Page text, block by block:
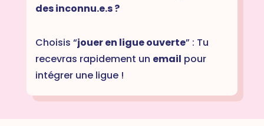
des inconnu.e.s ?
Choisis “jouer en ligue ouverte” : Tu
recevras rapidement un email pour
intégrer une ligue !